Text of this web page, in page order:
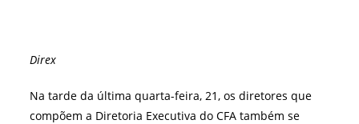
Direx
Na tarde da última quarta-feira, 21, os diretores que
compõem a Diretoria Executiva do CFA também se